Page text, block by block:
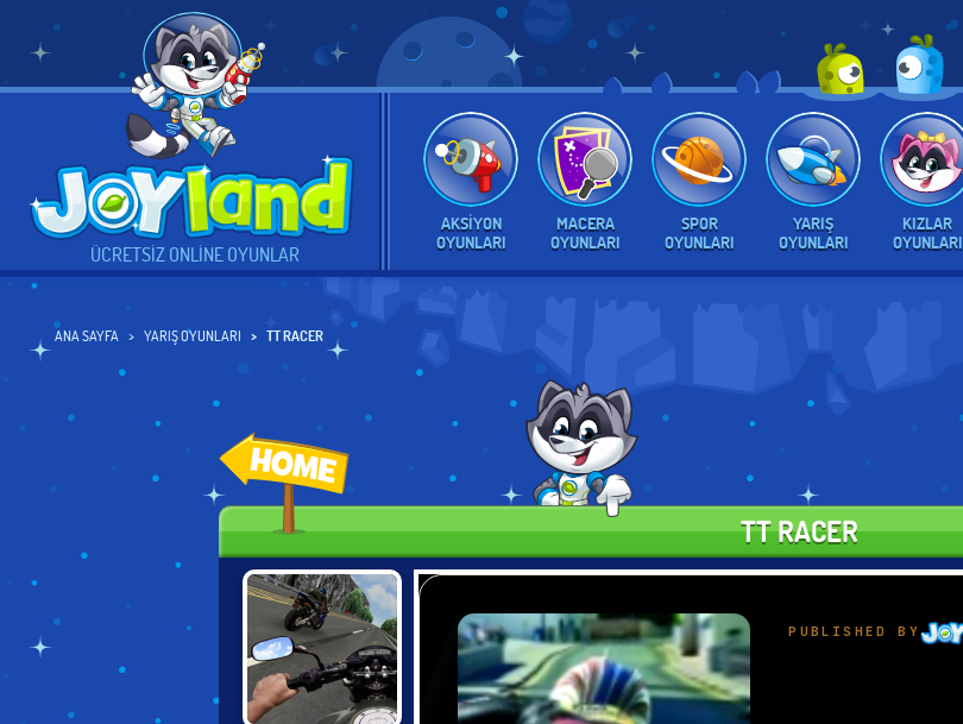
ÜCRETSIZ ONLINE OYUNLAR
AKSIYON
OYUNLARI
MACERA
OYUNLARI
SPOR
OYUNLARI
YARIŞ
OYUNLARI
KIZLAR
OYUNLARI
ANA SAYFA YARIŞ OYUNLARI TT RACER
TT RACER